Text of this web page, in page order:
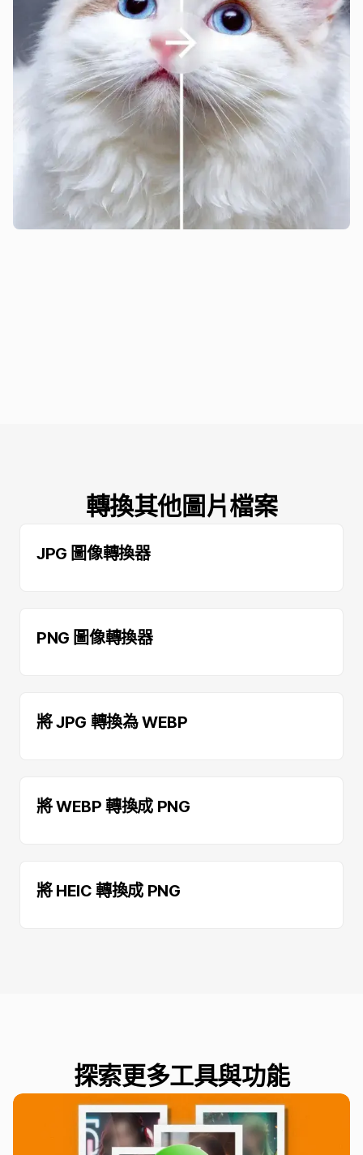
轉換其他圖片檔案
JPG 圖像轉換器
PNG 圖像轉換器
將 JPG 轉換為 WEBP
將 WEBP 轉換成 PNG
將 HEIC 轉換成 PNG
探索更多工具與功能